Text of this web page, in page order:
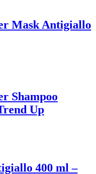
Mask Antigiallo
Shampoo
Up
400 ml –